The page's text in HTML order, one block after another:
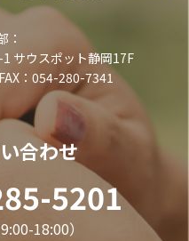
：
サウスポット静岡17F
：054-280-7341
合わせ
5201
18:00）